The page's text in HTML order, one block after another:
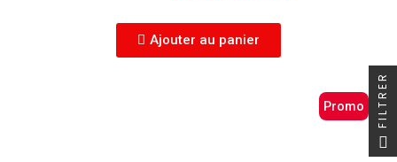
Ajouter au panier
Promo FILTRER